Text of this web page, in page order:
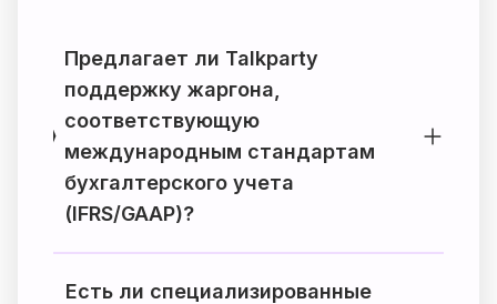
Предлагает ли Talkparty
поддержку жаргона,
соответствующую
международным стандартам
бухгалтерского учета
(IFRS/GAAP)?
Есть ли специализированные